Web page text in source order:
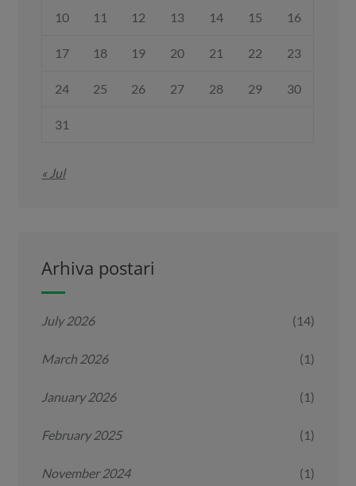
10 11 12 13 14 15 16
17 18 19 20 21 22 23
24 25 26 27 28 29 30
31
« Jul
Arhiva postari
July 2026 (14)
March 2026 (1)
January 2026 (1)
February 2025 (1)
November 2024 (1)